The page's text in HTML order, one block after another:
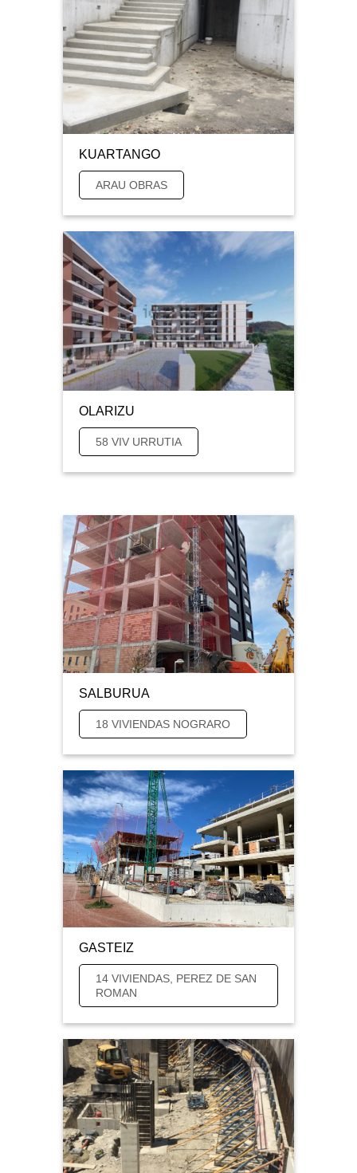
KUARTANGO
ARAU OBRAS
OLARIZU
58 VIV URRUTIA
SALBURUA
18 VIVIENDAS NOGRARO
GASTEIZ
14 VIVIENDAS, PEREZ DE SAN
ROMAN